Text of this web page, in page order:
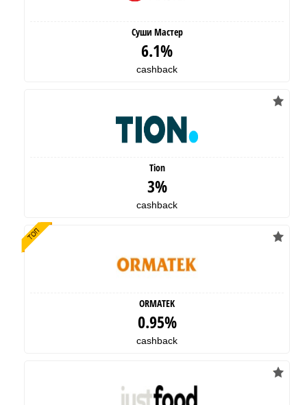
Суши Мастер
6.1%
cashback
Tion
3%
cashback
ORMATEK
0.95%
cashback